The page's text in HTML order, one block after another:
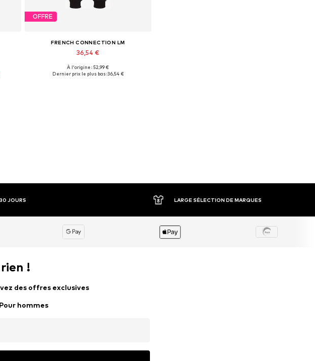
OFFRE
FRENCH CONNECTION LM
36,54 €
Tailles disponibles: 44-46
À l'origine : 52,99 €
Dernier prix le plus bas :36,54 €
JOURS LARGE SÉLECTION DE MARQUES
!
des offres exclusives
Pour hommes